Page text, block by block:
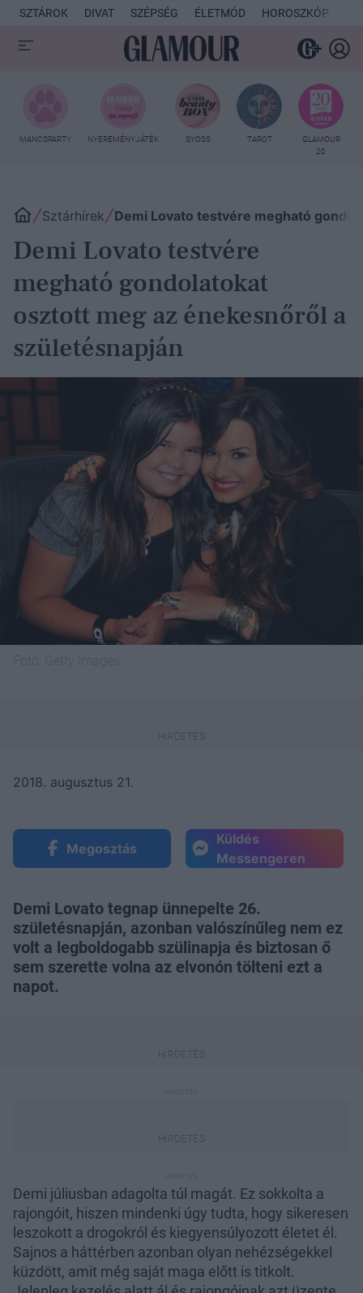
SZTÁROK DIVAT SZÉPSÉG ÉLETMÓD HOROSZKÓP
MANCSPARTY NYEREMÉNYJÁTÉK SYOSS TAROT
GLAMOUR
20
Sztárhírek Demi Lovato testvére megható
Demi Lovato testvére
megható gondolatokat
osztott meg az énekesnőről a
születésnapján
2018. augusztus 21.
Megosztás
Küldés
Messengeren
Demi Lovato tegnap ünnepelte 26.
születésnapján, azonban valószínűleg nem ez
volt a legboldogabb szülinapja és biztosan ő
sem szerette volna az elvonón tölteni ezt a
napot.
Demi júliusban adagolta túl magát. Ez sokkolta a
rajongóit, hiszen mindenki úgy tudta, hogy sikeresen
leszokott a drogokról és kiegyensúlyozott életet él.
Sajnos a háttérben azonban olyan nehézségekkel
küzdött, amit még saját maga előtt is titkolt.